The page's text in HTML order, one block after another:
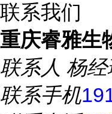
联系我们
重庆睿雅生
联系人 杨经
联系手机